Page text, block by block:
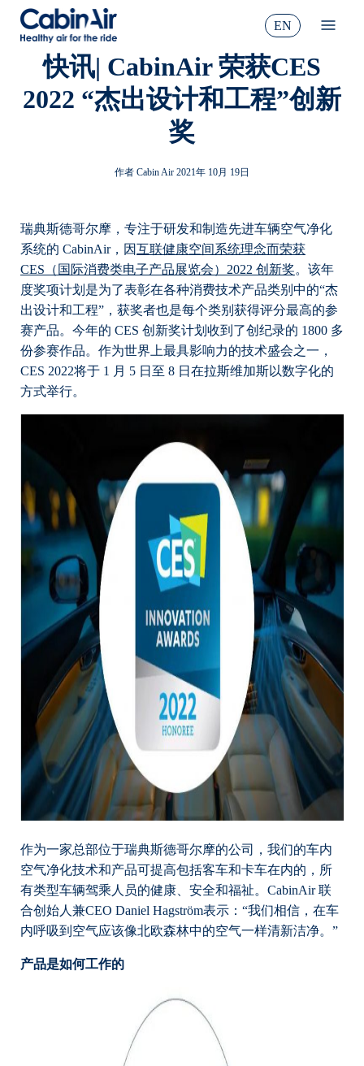
EN
Open
快讯| CabinAir 荣获CES
2022 “杰出设计和工程”创新
奖
作者 Cabin Air 2021年 10月 19日
瑞典斯德哥尔摩，专注于研发和制造先进车辆空气净化
系统的 CabinAir，因互联健康空间系统理念而荣获
CES（国际消费类电子产品展览会）2022 创新奖。该年
度奖项计划是为了表彰在各种消费技术产品类别中的“杰
出设计和工程”，获奖者也是每个类别获得评分最高的参
赛产品。今年的 CES 创新奖计划收到了创纪录的 1800 多
份参赛作品。作为世界上最具影响力的技术盛会之一，
CES 2022将于 1 月 5 日至 8 日在拉斯维加斯以数字化的
方式举行。
作为一家总部位于瑞典斯德哥尔摩的公司，我们的车内
空气净化技术和产品可提高包括客车和卡车在内的，所
有类型车辆驾乘人员的健康、安全和福祉。CabinAir 联
合创始人兼CEO Daniel Hagström表示：“我们相信，在车
内呼吸到空气应该像北欧森林中的空气一样清新洁净。”
产品是如何工作的